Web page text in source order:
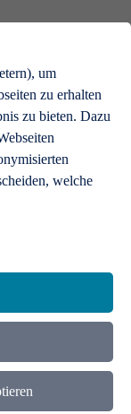
um
zu erhalten
zu bieten. Dazu
welche